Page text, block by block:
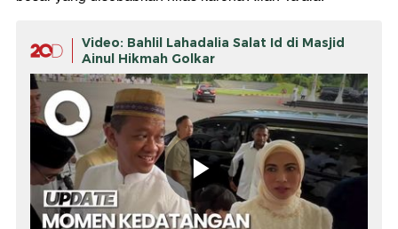
Video: Bahlil Lahadalia Salat Id di Masjid
Ainul Hikmah Golkar